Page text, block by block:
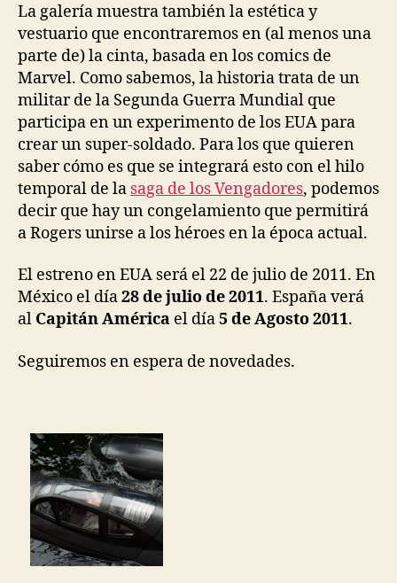
La galería muestra también la estética y
vestuario que encontraremos en (al menos una
parte de) la cinta, basada en los comics de
Marvel. Como sabemos, la historia trata de un
militar de la Segunda Guerra Mundial que
participa en un experimento de los EUA para
crear un super-soldado. Para los que quieren
saber cómo es que se integrará esto con el hilo
temporal de la saga de los Vengadores, podemos
decir que hay un congelamiento que permitirá
a Rogers unirse a los héroes en la época actual.
El estreno en EUA será el 22 de julio de 2011. En
México el día28 de julio de 2011. España verá
al Capitán América el día5 de Agosto 2011.
Seguiremos en espera de novedades.